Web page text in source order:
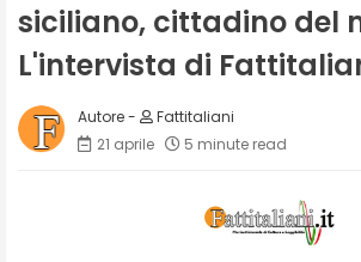
siciliano, cittadino del
L'intervista di
Fattitaliani
21 aprile
5 minute read